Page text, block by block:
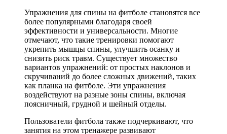
Упражнения для спины на фитболе становятся все
более популярными благодаря своей
эффективности и универсальности. Многие
отмечают, что такие тренировки помогают
укрепить мышцы спины, улучшить осанку и
снизить риск травм. Существует множество
вариантов упражнений: от простых наклонов и
скручиваний до более сложных движений, таких
как планка на фитболе. Эти упражнения
воздействуют на разные зоны спины, включая
поясничный, грудной и шейный отделы.
Пользователи фитбола также подчеркивают, что
занятия на этом тренажере развивают